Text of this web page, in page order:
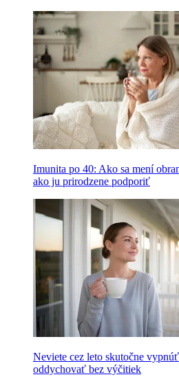
Imunita po 40: Ako sa mení
ako ju prirodzene podporiť
Neviete cez leto skutočne
oddychovať bez výčitiek